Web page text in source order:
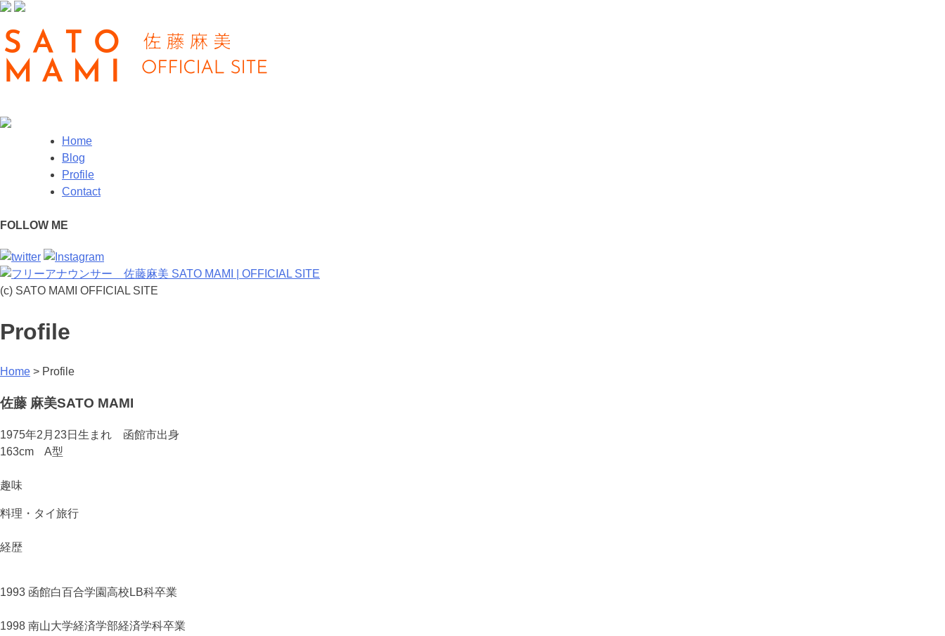
Home
Blog
Profile
Contact
FOLLOW ME
(c) SATO MAMI OFFICIAL SITE
Profile
Home > Profile
佐藤 麻美SATO MAMI
1975年2月23日生まれ 函館市出身
163cm A型
趣味
料理・タイ旅行
経歴
1993 函館白百合学園高校LB科卒業
1998 南山大学経済学部経済学科卒業